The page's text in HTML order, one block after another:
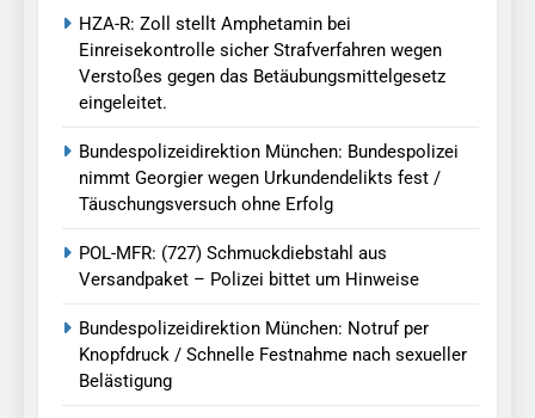
HZA-R: Zoll stellt Amphetamin bei
Einreisekontrolle sicher Strafverfahren wegen
Verstoßes gegen das Betäubungsmittelgesetz
eingeleitet.
Bundespolizeidirektion München: Bundespolizei
nimmt Georgier wegen Urkundendelikts fest /
Täuschungsversuch ohne Erfolg
POL-MFR: (727) Schmuckdiebstahl aus
Versandpaket – Polizei bittet um Hinweise
Bundespolizeidirektion München: Notruf per
Knopfdruck / Schnelle Festnahme nach sexueller
Belästigung